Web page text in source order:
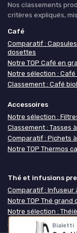
Bialetti
Nos classements
critères expliqués,
Café
Comparatif :
dosettes
Notre TOP Café en
Notre sélection : Café
Classement : Café
Accessoires
Notre sélection :
Classement : Tasses
Comparatif : Pichets
Notre TOP Thermos
Thé et infusions
Comparatif : Infuseur
Notre TOP Thé grand
Notre sélection :
Classement : Coffret